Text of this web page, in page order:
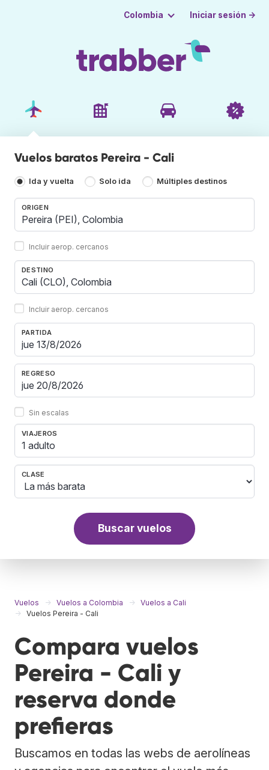
Colombia Iniciar sesión →
Vuelos baratos Pereira - Cali
Ida y vuelta Solo ida Múltiples destinos
ORIGEN
Incluir aerop. cercanos
DESTINO
Incluir aerop. cercanos
PARTIDA
REGRESO
Sin escalas
VIAJEROS
1 adulto
CLASE
Buscar vuelos
Vuelos Vuelos a Colombia
Vuelos a Cali
Vuelos Pereira - Cali
Compara vuelos
Pereira - Cali y
reserva donde
prefieras
Buscamos en todas las webs de aerolíneas